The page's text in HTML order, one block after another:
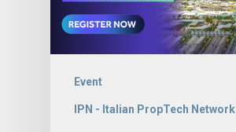
Event
IPN - Italian PropTech Network